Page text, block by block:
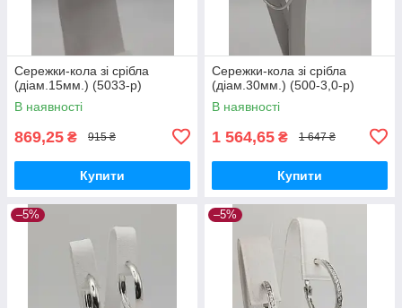
Сережки-кола зі срібла
(діам.15мм.) (5033-р)
В наявності
869,25 ₴ 915 ₴
Купити
Сережки-кола зі срібла
(діам.30мм.) (500-3,0-р)
В наявності
1 564,65 ₴ 1 647 ₴
Купити
–5% –5%